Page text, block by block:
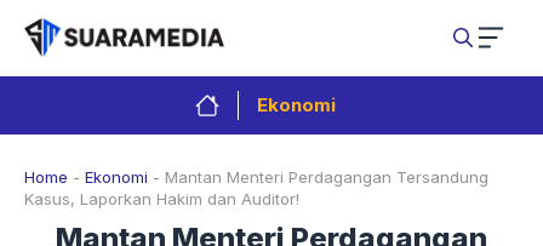
Langsung
isi
Ekonomi
Home - Ekonomi - Mantan Menteri Perdagangan Tersandung
Kasus, Laporkan Hakim dan Auditor!
Mantan Menteri Perdagangan